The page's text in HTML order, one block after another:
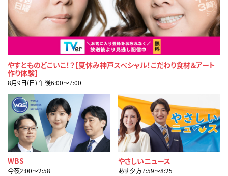
やすとものどこいこ！？【夏休み神戸スペシャル！こだわり食材＆アート
作り体験】
8月9日(日) 午後6:00〜7:00
WBS
今夜2:00〜2:58
やさしいニュース
あす夕方7:59〜8:25